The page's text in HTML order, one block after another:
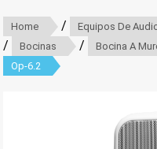
Home / Equipos De
/ Bocinas / Bocina A
Op-6.2